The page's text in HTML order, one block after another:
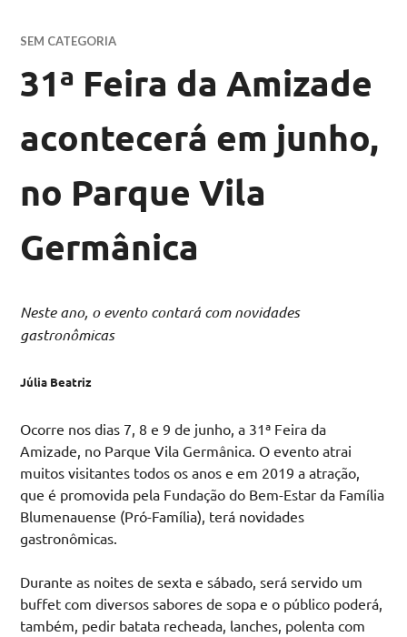
SEM CATEGORIA
31ª Feira da Amizade
acontecerá em junho,
no Parque Vila
Germânica
Neste ano, o evento contará com novidades
gastronômicas
Júlia Beatriz
Ocorre nos dias 7, 8 e 9 de junho, a 31ª Feira da
Amizade, no Parque Vila Germânica. O evento atrai
muitos visitantes todos os anos e em 2019 a atração,
que é promovida pela Fundação do Bem-Estar da Família
Blumenauense (Pró-Família), terá novidades
gastronômicas.
Durante as noites de sexta e sábado, será servido um
buffet com diversos sabores de sopa e o público poderá,
também, pedir batata recheada, lanches, polenta com